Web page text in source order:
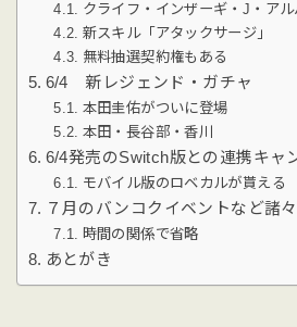
クライフ・インザーギ・J・アル
新スキル「アタックサージ」
無料抽選契約権もある
6/4 新レジェンド・ガチャ
本田圭佑がついに登場
本田・長谷部・香川
6/4発売のSwitch版との連携キャ
モバイル版のロベカルが貰える
７月のバンコクイベントなど諸
時間の関係で省略
あとがき